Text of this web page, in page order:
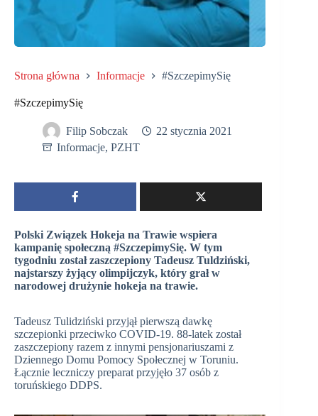
Strona główna Informacje #SzczepimySię
#SzczepimySię
Filip Sobczak
22 stycznia 2021
Informacje, PZHT
Polski Związek Hokeja na Trawie wspiera
kampanię społeczną #SzczepimySię. W tym
tygodniu został zaszczepiony Tadeusz Tuldziński,
najstarszy żyjący olimpijczyk, który grał w
narodowej drużynie hokeja na trawie.
Tadeusz Tulidziński przyjął pierwszą dawkę
szczepionki przeciwko COVID-19. 88-latek został
zaszczepiony razem z innymi pensjonariuszami z
Dziennego Domu Pomocy Społecznej w Toruniu.
Łącznie leczniczy preparat przyjęło 37 osób z
toruńskiego DDPS.